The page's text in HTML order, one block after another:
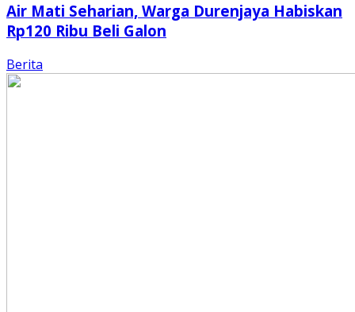
Air Mati Seharian, Warga Durenjaya Habiskan
Rp120 Ribu Beli Galon
Berita